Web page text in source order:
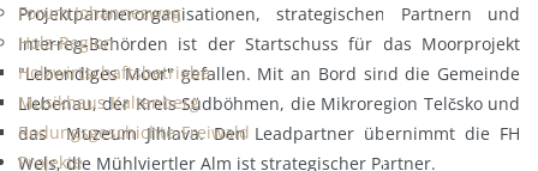
Forum Johannesweg
Holz-Region
Holzwirtschaftsbetriebe
Musikhaus Kaltenberg
Rodungsgeschichte-Freiwald
Projekte
Projektpartnerorganisationen, strategischen Partnern und
Interreg-Behörden ist der Startschuss für das Moorprojekt
"Lebendiges Moor" gefallen. Mit an Bord sind die Gemeinde
Liebenau, der Kreis Südböhmen, die Mikroregion Telčsko und
das Muzeum Jihlava. Den Leadpartner übernimmt die FH
Wels, die Mühlviertler Alm ist strategischer Partner.